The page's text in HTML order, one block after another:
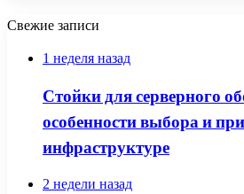
Свежие записи
1 неделя назад
Стойки для серверного
особенности выбора и
инфраструктуре
2 недели назад